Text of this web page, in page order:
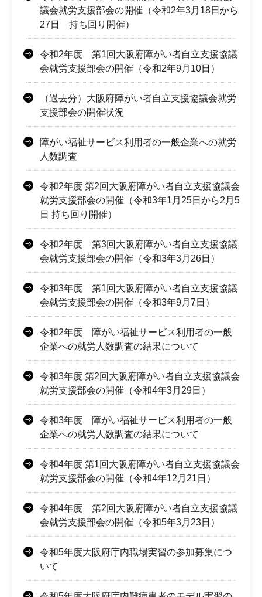
議会就労支援部会の開催（令和2年3月18日から
27日 持ち回り開催）
令和2年度 第1回大阪府障がい者自立支援協議
会就労支援部会の開催（令和2年9月10日）
（過去分）大阪府障がい者自立支援協議会就労
支援部会の開催状況
障がい福祉サービス利用者の一般企業への就労
人数調査
令和2年度 第2回大阪府障がい者自立支援協議会
就労支援部会の開催（令和3年1月25日から2月5
日 持ち回り開催）
令和2年度 第3回大阪府障がい者自立支援協議
会就労支援部会の開催（令和3年3月26日）
令和3年度 第1回大阪府障がい者自立支援協議
会就労支援部会の開催（令和3年9月7日）
令和2年度 障がい福祉サービス利用者の一般
企業への就労人数調査の結果について
令和3年度 第2回大阪府障がい者自立支援協議会
就労支援部会の開催（令和4年3月29日）
令和3年度 障がい福祉サービス利用者の一般
企業への就労人数調査の結果について
令和4年度 第1回大阪府障がい者自立支援協議会
就労支援部会の開催（令和4年12月21日）
令和4年度 第2回大阪府障がい者自立支援協議
会就労支援部会の開催（令和5年3月23日）
令和5年度大阪府庁内職場実習の参加募集につ
いて